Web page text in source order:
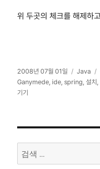
위 두곳의 체크를 해제하
작
성
일
2008년 07월 01일
카
테
Java
Ganymede,ide,spring,설치 ,
기기
검
색: